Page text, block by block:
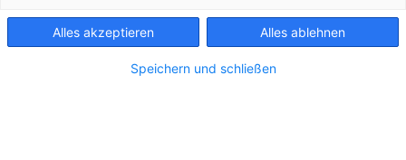
Alles akzeptieren Alles ablehnen
Speichern und schließen